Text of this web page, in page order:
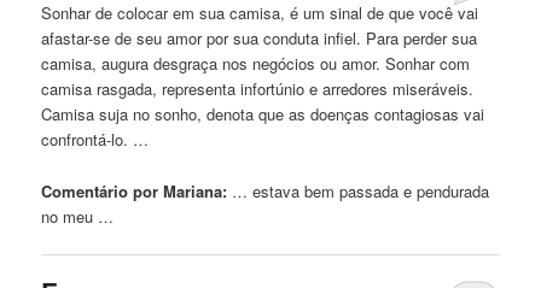
Sonhar de colocar em sua camisa, é um sinal de que você vai
afastar-se de seu amor por sua conduta infiel. Para perder sua
camisa, augura desgraça nos negócios ou amor. Sonhar com
camisa rasgada, representa infortúnio e arredores miseráveis.
Camisa suja no sonho, denota que as doenças contagiosas vai
confrontá-lo. …
Comentário por Mariana: … estava bempassada e pendurada
no meu …